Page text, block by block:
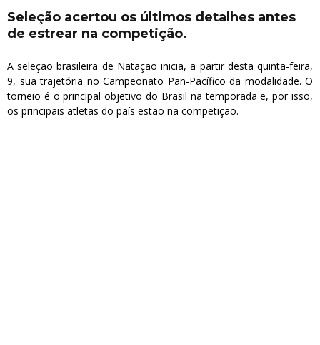
Seleção acertou os últimos detalhes antes
de estrear na competição.
A seleção brasileira de Natação inicia, a partir desta quinta-feira,
9, sua trajetória no Campeonato Pan-Pacífico da modalidade. O
torneio é o principal objetivo do Brasil na temporada e, por isso,
os principais atletas do país estão na competição.